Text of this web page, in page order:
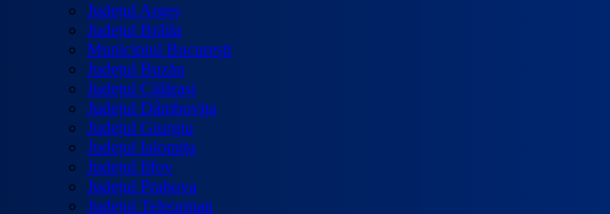
Județul Argeș
Județul Brăila
Municipiul București
Județul Buzău
Județul Călărași
Județul Dâmbovița
Județul Giurgiu
Județul Ialomița
Județul Ilfov
Județul Prahova
Județul Teleorman